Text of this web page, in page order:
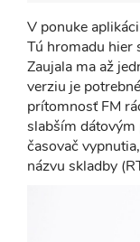
V ponuke
Tú hromadu hier
Zaujala ma až
verziu je
prítomnosť FM
slabším
časovač
názvu skladby